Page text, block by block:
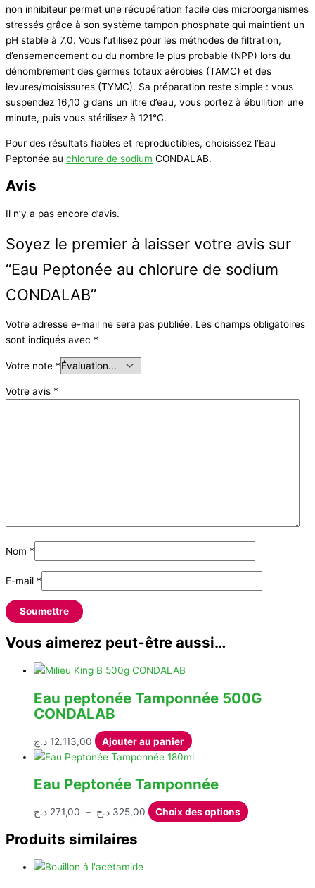
non inhibiteur permet une récupération facile des microorganismes
stressés grâce à son système tampon phosphate qui maintient un
pH stable à 7,0. Vous l’utilisez pour les méthodes de filtration,
d’ensemencement ou du nombre le plus probable (NPP) lors du
dénombrement des germes totaux aérobies (TAMC) et des
levures/moisissures (TYMC). Sa préparation reste simple : vous
suspendez 16,10 g dans un litre d’eau, vous portez à ébullition une
minute, puis vous stérilisez à 121°C.
Pour des résultats fiables et reproductibles, choisissez l’Eau
Peptonée au chlorure de sodium CONDALAB.
Avis
Il n’y a pas encore d’avis.
Soyez le premier à laisser votre avis sur
“Eau Peptonée au chlorure de sodium
CONDALAB”
Votre adresse e-mail ne sera pas publiée. Les champs obligatoires
sont indiqués avec *
Votre note *
Votre avis *
Nom *
E-mail *
Vous aimerez peut-être aussi…
Eau peptonée Tamponnée 500G
CONDALAB
12.113,00 د.ج Ajouter au panier
Eau Peptonée Tamponnée
271,00 د.ج – 325,00 د.ج
Plage
Choix des options
Ce
Produits similaires